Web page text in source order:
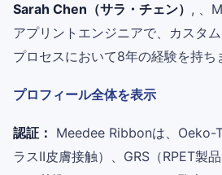
Sarah Chen（サラ・チェン） , 、
アプリントエンジニアで、カスタ
プロセスにおいて8年の経験を持ち
プロフィール全体を表示
認証： Meedee Ribbonは、Oeko-
ラスII皮膚接触）、GRS（RPET製